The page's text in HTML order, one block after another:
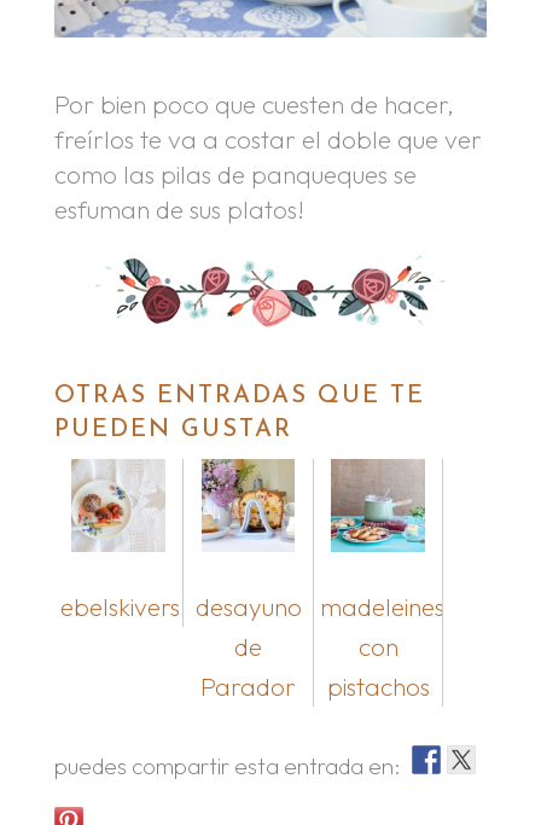
Por bien poco que cuesten de hacer,
freírlos te va a costar el doble que ver
como las pilas de panqueques se
esfuman de sus platos!
OTRAS ENTRADAS QUE TE
PUEDEN GUSTAR
ebelskivers desayuno
de
Parador
madeleines
con
pistachos
puedes compartir esta entrada en: